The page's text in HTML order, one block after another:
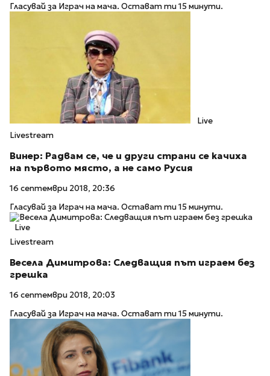
Гласувай за Играч на мача. Остават ти 15 минути.
Live
Livestream
Винер: Радвам се, че и други страни се качиха
на първото място, а не само Русия
16 септември 2018, 20:36
Гласувай за Играч на мача. Остават ти 15 минути.
Live
Livestream
Весела Димитрова: Следващия път играем без
грешка
16 септември 2018, 20:03
Гласувай за Играч на мача. Остават ти 15 минути.